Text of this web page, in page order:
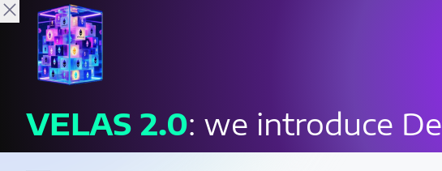
VELAS 2.0: we introduce
Hakkında